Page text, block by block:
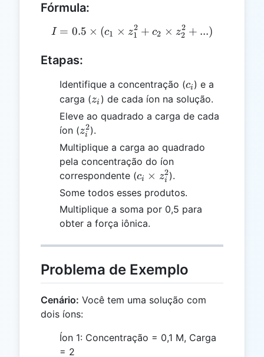
Fórmula:
I = 0.5 \times (c_1 \times
I = 0.5 × (c1 × z1
2 + c2 × z2
2 + ...)
Etapas:
Identifique a concentração (c_i
ci ) e a
carga (z_i
zi ) de cada íon na solução.
Eleve ao quadrado a carga de cada
íon (z_i^2
zi
2).
Multiplique a carga ao quadrado
pela concentração do íon
correspondente (c_i
\times
z_i^2
ci × zi
2).
Some todos esses produtos.
Multiplique a soma por 0,5 para
obter a força iônica.
Problema de Exemplo
Cenário: Você tem uma solução com
dois íons:
Íon 1: Concentração = 0,1 M, Carga
= 2